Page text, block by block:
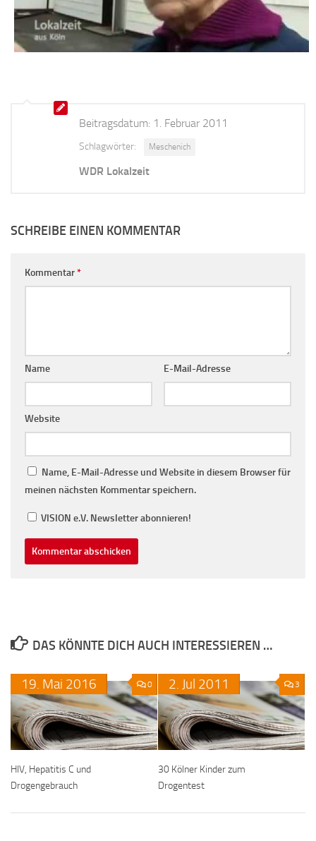
Beitragsdatum: 1. Februar 2011
Schlagwörter: Meschenich
WDR Lokalzeit
SCHREIBE EINEN KOMMENTAR
Kommentar*
Name E-Mail-Adresse
Website
Name, E-Mail-Adresse und Website in diesem Browser für
meinen nächsten Kommentar speichern.
VISION e.V. Newsletter abonnieren!
DAS KÖNNTE DICH AUCH INTERESSIEREN …
0
19. Mai 2016
HIV, Hepatitis C und
Drogengebrauch
3
2. Jul 2011
30 Kölner Kinder zum
Drogentest